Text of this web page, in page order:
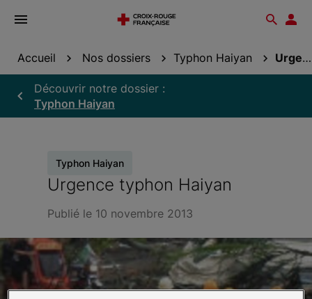
Ouvrir
Accueil Nos dossiers Typhon Haiyan Urgence typhon Haiyan
Découvrir notre dossier :
Typhon Haiyan
Typhon Haiyan
Urgence typhon Haiyan
Publié le 10 novembre 2013